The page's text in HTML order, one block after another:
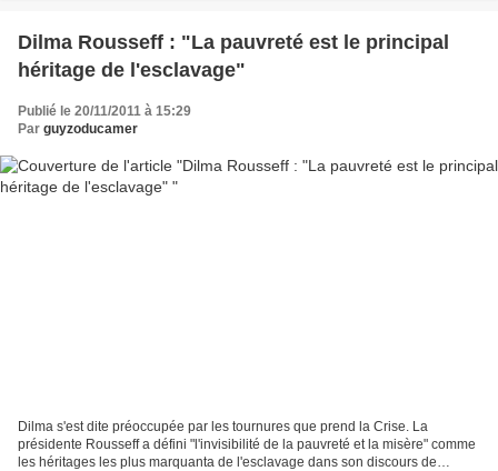
Dilma Rousseff : "La pauvreté est le principal
héritage de l'esclavage"
Publié le 20/11/2011 à 15:29
Par guyzoducamer
Dilma s'est dite préoccupée par les tournures que prend la Crise. La
présidente Rousseff a défini "l'invisibilité de la pauvreté et la misère" comme
les héritages les plus marquanta de l'esclavage dans son discours de